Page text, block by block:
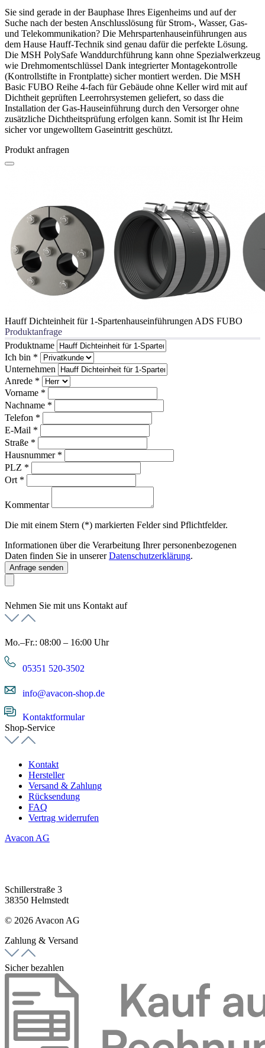
Sie sind gerade in der Bauphase Ihres Eigenheims und auf der
Suche nach der besten Anschlusslösung für Strom-, Wasser, Gas-
und Telekommunikation? Die Mehrspartenhauseinführungen aus
dem Hause Hauff-Technik sind genau dafür die perfekte Lösung.
Die MSH PolySafe Wanddurchführung kann ohne Spezialwerkzeug
wie Drehmomentschlüssel Dank integrierter Montagekontrolle
(Kontrollstifte in Frontplatte) sicher montiert werden. Die MSH
Basic FUBO Reihe 4-fach für Gebäude ohne Keller wird mit auf
Dichtheit geprüften Leerrohrsystemen geliefert, so dass die
Installation der Gas-Hauseinführung durch den Versorger ohne
zusätzliche Dichtheitsprüfung erfolgen kann. Somit ist Ihr Heim
sicher vor ungewolltem Gaseintritt geschützt.
Produkt anfragen
Hauff Dichteinheit für 1-Spartenhauseinführungen ADS FUBO
Produktanfrage
Produktname
Ich bin *
Unternehmen
Anrede *
Vorname *
Nachname *
Telefon *
E-Mail *
Straße *
Hausnummer *
PLZ *
Ort *
Kommentar
Die mit einem Stern (*) markierten Felder sind Pflichtfelder.
Informationen über die Verarbeitung Ihrer personenbezogenen
Daten finden Sie in unsererDatenschutzerklärung.
Anfrage senden
Nehmen Sie mit uns Kontakt auf
Mo.–Fr.: 08:00 – 16:00 Uhr
05351 520-3502
info@avacon-shop.de
Kontaktformular
Shop-Service
Kontakt
Hersteller
Versand & Zahlung
Rücksendung
FAQ
Vertrag widerrufen
Avacon AG
Schillerstraße 3
38350 Helmstedt
© 2026 Avacon AG
Zahlung & Versand
Sicher bezahlen